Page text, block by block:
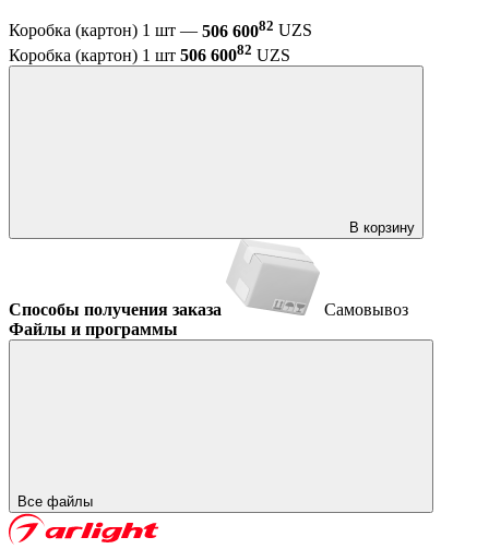
Коробка (картон) 1 шт — 506 60082 UZS
Коробка (картон) 1 шт 506 60082 UZS
В корзину
Способы получения заказа
Самовывоз
Файлы и программы
Все файлы